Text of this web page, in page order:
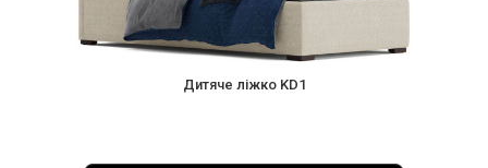
Дитяче ліжко KD1